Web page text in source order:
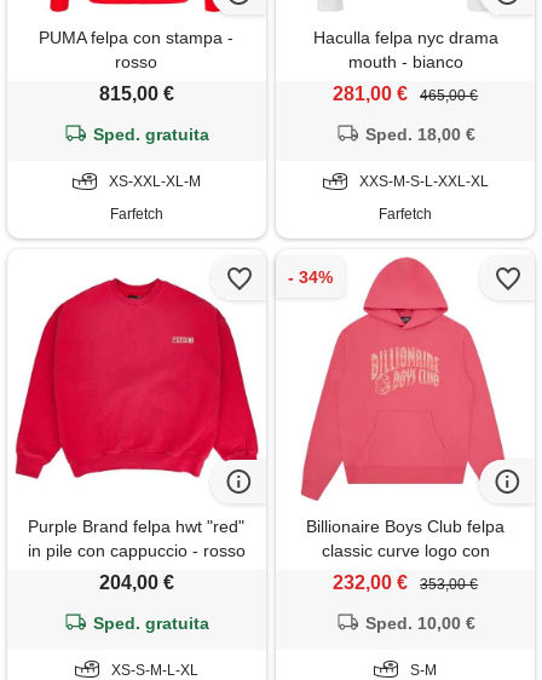
PUMA felpa con stampa -
rosso
815,00 €
Sped. gratuita
XS-XXL-XL-M
Farfetch
Haculla felpa nyc drama
mouth - bianco
281,00 € 465,00 €
Sped. 18,00 €
XXS-M-S-L-XXL-XL
Farfetch
Purple Brand felpa hwt "red"
in pile con cappuccio - rosso
204,00 €
Sped. gratuita
XS-S-M-L-XL
Billionaire Boys Club felpa
classic curve logo con
cappuccio - rosa
232,00 € 353,00 €
Sped. 10,00 €
S-M